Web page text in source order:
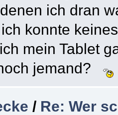
ich dran
konnte
mein Tablet
jemand?
/ Re: Wer